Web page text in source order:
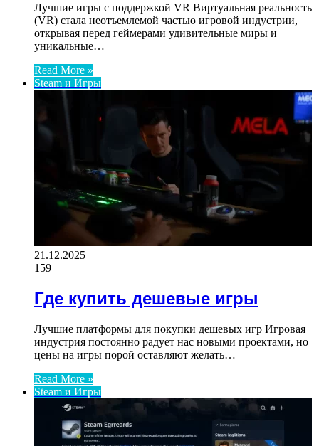
Лучшие игры с поддержкой VR Виртуальная реальность
(VR) стала неотъемлемой частью игровой индустрии,
открывая перед геймерами удивительные миры и
уникальные…
Read More »
Steam и Игры
21.12.2025
159
Где купить дешевые игры
Лучшие платформы для покупки дешевых игр Игровая
индустрия постоянно радует нас новыми проектами, но
цены на игры порой оставляют желать…
Read More »
Steam и Игры